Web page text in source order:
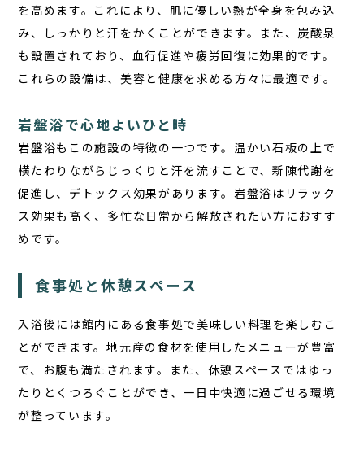
を高めます。これにより、肌に優しい熱が全身を包み込
み、しっかりと汗をかくことができます。また、炭酸泉
も設置されており、血行促進や疲労回復に効果的です。
これらの設備は、美容と健康を求める方々に最適です。
岩盤浴で心地よいひと時
岩盤浴もこの施設の特徴の一つです。温かい石板の上で
横たわりながらじっくりと汗を流すことで、新陳代謝を
促進し、デトックス効果があります。岩盤浴はリラック
ス効果も高く、多忙な日常から解放されたい方におすす
めです。
食事処と休憩スペース
入浴後には館内にある食事処で美味しい料理を楽しむこ
とができます。地元産の食材を使用したメニューが豊富
で、お腹も満たされます。また、休憩スペースではゆっ
たりとくつろぐことができ、一日中快適に過ごせる環境
が整っています。